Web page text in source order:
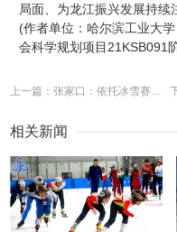
局面、为龙江振兴发展持续
(作者单位：哈尔滨工业大
会科学规划项目21KSB091
上一篇：张家口：依托冰雪赛事助推冰雪运动持续健康发展
相关新闻